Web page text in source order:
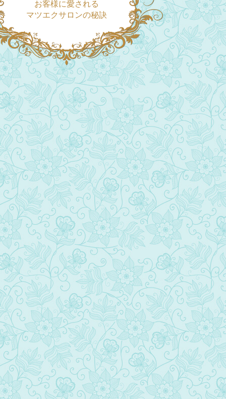
お客様に愛される
マツエクサロンの秘訣